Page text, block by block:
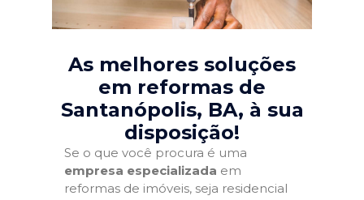
As melhores soluções
em reformas de
Santanópolis, BA, à sua
disposição!
Se o que você procura é uma
empresa especializada em
reformas de imóveis, seja residencial